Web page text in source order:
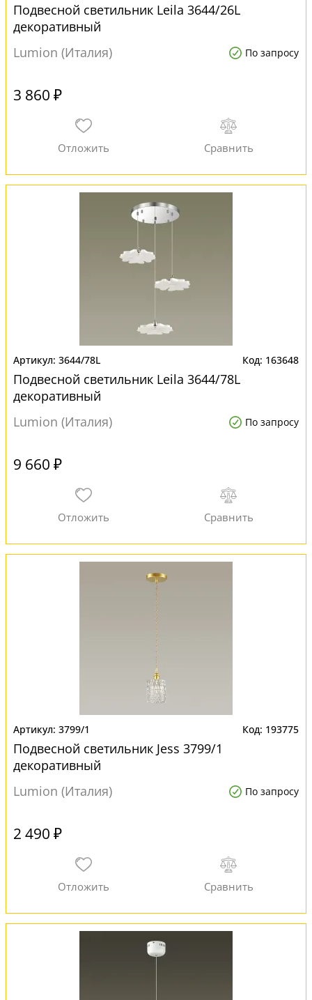
Подвесной светильник Leila 3644/26L
декоративный
Lumion (Италия)
По запросу
3 860 ₽
3644/78L 163648
Подвесной светильник Leila 3644/78L
декоративный
Lumion (Италия)
По запросу
9 660 ₽
3799/1 193775
Подвесной светильник Jess 3799/1
декоративный
Lumion (Италия)
По запросу
2 490 ₽